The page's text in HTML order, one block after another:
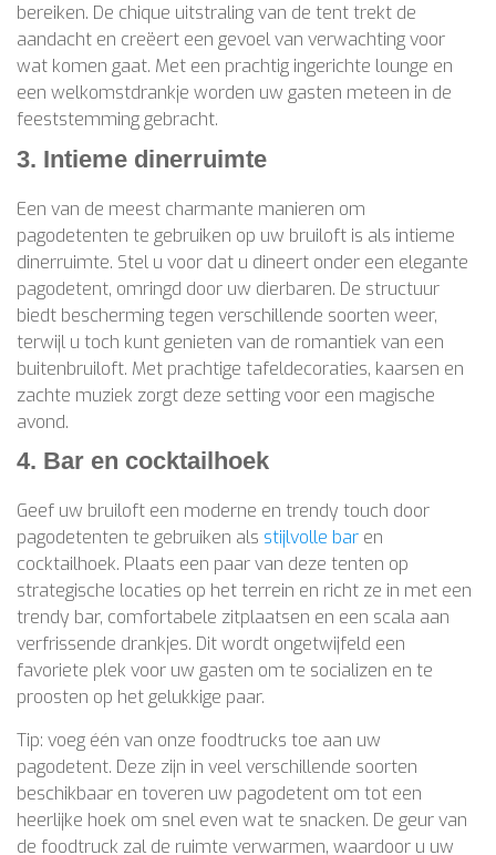
bereiken. De chique uitstraling van de tent trekt de
aandacht en creëert een gevoel van verwachting voor
wat komen gaat. Met een prachtig ingerichte lounge en
een welkomstdrankje worden uw gasten meteen in de
feeststemming gebracht.
3. Intieme dinerruimte
Een van de meest charmante manieren om
pagodetenten te gebruiken op uw bruiloft is als intieme
dinerruimte. Stel u voor dat u dineert onder een elegante
pagodetent, omringd door uw dierbaren. De structuur
biedt bescherming tegen verschillende soorten weer,
terwijl u toch kunt genieten van de romantiek van een
buitenbruiloft. Met prachtige tafeldecoraties, kaarsen en
zachte muziek zorgt deze setting voor een magische
avond.
4. Bar en cocktailhoek
Geef uw bruiloft een moderne en trendy touch door
pagodetenten te gebruiken als stijlvolle bar en
cocktailhoek. Plaats een paar van deze tenten op
strategische locaties op het terrein en richt ze in met een
trendy bar, comfortabele zitplaatsen en een scala aan
verfrissende drankjes. Dit wordt ongetwijfeld een
favoriete plek voor uw gasten om te socializen en te
proosten op het gelukkige paar.
Tip: voeg één van onze foodtrucks toe aan uw
pagodetent. Deze zijn in veel verschillende soorten
beschikbaar en toveren uw pagodetent om tot een
heerlijke hoek om snel even wat te snacken. De geur van
de foodtruck zal de ruimte verwarmen, waardoor u uw